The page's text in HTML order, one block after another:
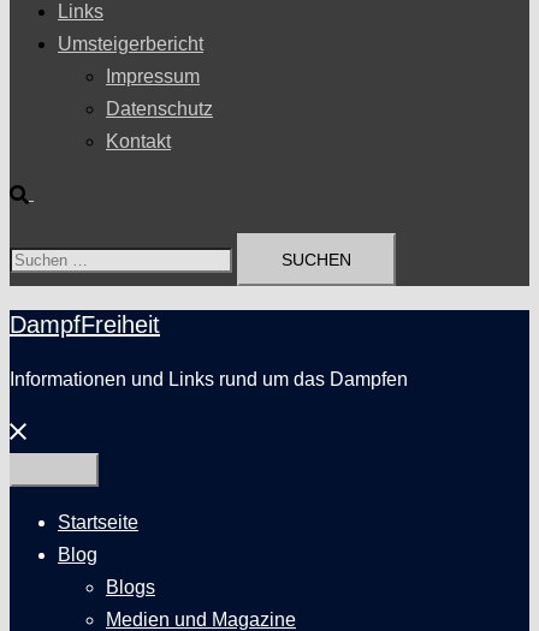
Links
Umsteigerbericht
Impressum
Datenschutz
Kontakt
Suche
Suchen
DampfFreiheit
Informationen und Links rund um das Dampfen
Menü
schließen
Startseite
Blog
Blogs
Medien und Magazine